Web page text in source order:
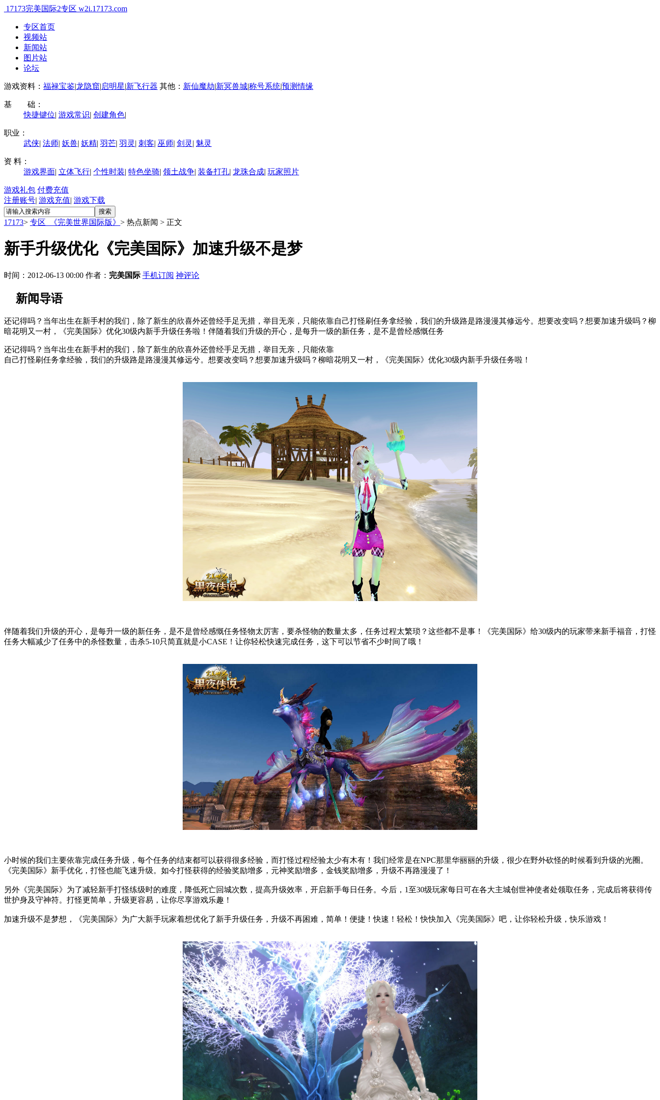
17173完美国际2专区 w2i.17173.com
专区首页
视频站
新闻站
图片站
论坛
游戏资料： 福禄宝鉴|龙隐窟| 启明星|新飞行器 其他： 新仙魔劫|新冥兽城|称号系统|预测情缘
基 础：
快捷键位| 游戏常识| 创建角色|
职业：
武侠| 法师| 妖兽| 妖精| 羽芒| 羽灵 | 刺客| 巫师| 剑灵 | 魅灵
资 料：
游戏界面| 立体飞行| 个性时装| 特色坐骑| 领土战争| 装备打孔| 龙珠合成| 玩家照片
游戏礼包 付费充值
注册账号| 游戏充值| 游戏下载
17173> 专区_《完美世界国际版》 > 热点新闻 > 正文
新手升级优化《完美国际》加速升级不是梦
时间：2012-06-13 00:00 作者： 完美国际 手机订阅 神评论
新闻导语
还记得吗？当年出生在新手村的我们，除了新生的欣喜外还曾经手足无措，举目无亲，只能依靠自己打怪刷任务拿经验，我们的升级路是路漫漫其修远兮。想要改变吗？想要加速升级吗？柳
暗花明又一村，《完美国际》优化30级内新手升级任务啦！伴随着我们升级的开心，是每升一级的新任务，是不是曾经感慨任务
还记得吗？当年出生在新手村的我们，除了新生的欣喜外还曾经手足无措，举目无亲，只能依靠
自己打怪刷任务拿经验，我们的升级路是路漫漫其修远兮。想要改变吗？想要加速升级吗？柳暗花明又一村，《完美国际》优化30级内新手升级任务啦！
伴随着我们升级的开心，是每升一级的新任务，是不是曾经感慨任务怪物太厉害，要杀怪物的数量太多，任务过程太繁琐？这些都不是事！《完美国际》给30级内的玩家带来新手福音，打怪
任务大幅减少了任务中的杀怪数量，击杀5-10只简直就是小CASE！让你轻松快速完成任务，这下可以节省不少时间了哦！
小时候的我们主要依靠完成任务升级，每个任务的结束都可以获得很多经验，而打怪过程经验太少有木有！我们经常是在NPC那里华丽丽的升级，很少在野外砍怪的时候看到升级的光圈。
《完美国际》新手优化，打怪也能飞速升级。如今打怪获得的经验奖励增多，元神奖励增多，金钱奖励增多，升级不再路漫漫了！
另外《完美国际》为了减轻新手打怪练级时的难度，降低死亡回城次数，提高升级效率，开启新手每日任务。今后，1至30级玩家每日可在各大主城创世神使者处领取任务，完成后将获得传
世护身及守神符。打怪更简单，升级更容易，让你尽享游戏乐趣！
加速升级不是梦想，《完美国际》为广大新手玩家着想优化了新手升级任务，升级不再困难，简单！便捷！快速！轻松！快快加入《完美国际》吧，让你轻松升级，快乐游戏！